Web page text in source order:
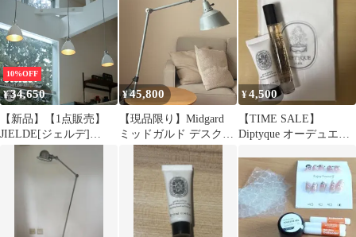
10%OFF
¥34,650
【新品】【1点販売】
JIELDE[ジェルデ]
Ceiling Lamp
Augustin(S) (White
JD160) [シーリングラン
プ オーガスティン ホワ
イト 天井 ライト 照明]
¥45,800
【現品限り】Midgard
ミッドガルド デスクラ
ンプ ライト 照明 lamp
ビンテージ インダスト
リアル/バウハウス ドイ
ツ GRAS/ジェルデ
¥4,500
【TIME SALE】
Diptyque オーデュエル